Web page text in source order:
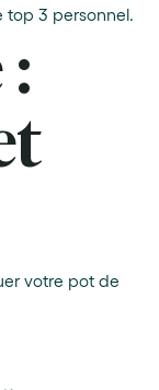
top 3 personnel.
votre pot de